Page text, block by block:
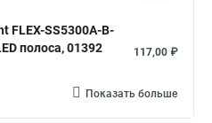
FLEX-SS5300A-B-
полоса, 01392
117,00 ₽
Показать больше